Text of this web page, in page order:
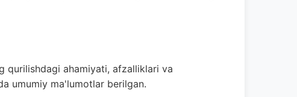
qurilishdagi ahamiyati, afzalliklari va
umumiy ma'lumotlar berilgan.